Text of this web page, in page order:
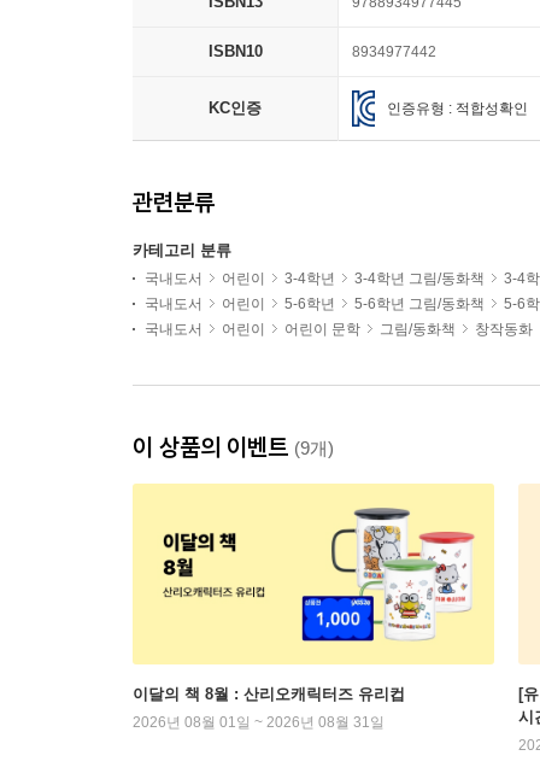
ISBN10 8934977442
KC인증 인증유형 : 적합성확인
관련분류
카테고리 분류
국내도서 어린이 3-4학년 3-4학년 그림/동화책
3-4
국내도서
어린이 5-6학년 5-6학년 그림/동화책
5-6
국내도서
어린이 어린이 문학 그림/동화책 창작동화
이 상품의 이벤트 (9개)
이달의 책 8월 : 산리오캐릭터즈 유리컵
2026년 08월 01일 ~ 2026년 08월 31일
[
시